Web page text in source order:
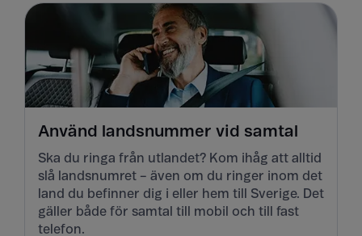
Använd landsnummer vid samtal
Ska du ringa från utlandet? Kom ihåg att alltid
slå landsnumret – även om du ringer inom det
land du befinner dig i eller hem till Sverige. Det
gäller både för samtal till mobil och till fast
telefon.